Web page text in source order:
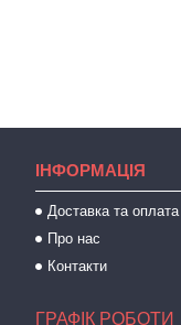
IНФОРМАЦІЯ
Доставка та оплата
Про нас
Контакти
ГРАФІК РОБОТИ